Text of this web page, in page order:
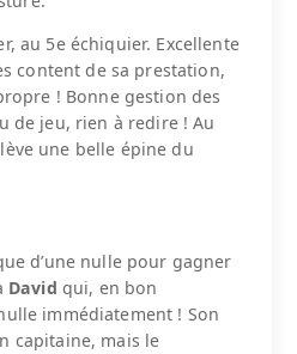
au 5e échiquier. Excellente
content de sa prestation,
! Bonne gestion des
de jeu, rien à redire ! Au
une belle épine du
d’une nulle pour gagner
David qui, en bon
immédiatement ! Son
capitaine, mais le